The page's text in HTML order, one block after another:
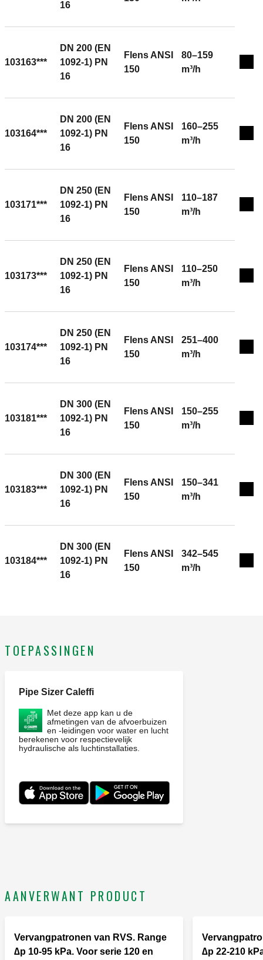
16
103163***
DN 200 (EN
1092-1) PN
16
Flens ANSI
150
80–159
m³/h
103164***
DN 200 (EN
1092-1) PN
16
Flens ANSI
150
160–255
m³/h
103171***
DN 250 (EN
1092-1) PN
16
Flens ANSI
150
110–187
m³/h
103173***
DN 250 (EN
1092-1) PN
16
Flens ANSI
150
110–250
m³/h
103174***
DN 250 (EN
1092-1) PN
16
Flens ANSI
150
251–400
m³/h
103181***
DN 300 (EN
1092-1) PN
16
Flens ANSI
150
150–255
m³/h
103183***
DN 300 (EN
1092-1) PN
16
Flens ANSI
150
150–341
m³/h
103184***
DN 300 (EN
1092-1) PN
16
Flens ANSI
150
342–545
m³/h
TOEPASSINGEN
Pipe Sizer Caleffi
Met deze app kan u de
afmetingen van de afvoerbuizen
en -leidingen voor water en lucht
berekenen voor respectievelijk
hydraulische als luchtinstallaties.
AANVERWANT PRODUCT
Vervangpatronen van RVS. Range
∆p 10-95 kPa. Voor serie 120 en
∆p 22-210